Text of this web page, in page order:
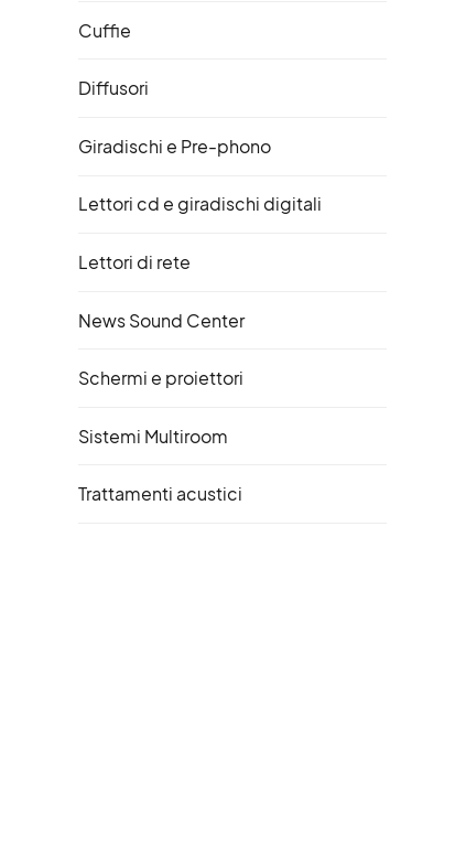
Cuffie
Diffusori
Giradischi e Pre-phono
Lettori cd e giradischi digitali
Lettori di rete
News Sound Center
Schermi e proiettori
Sistemi Multiroom
Trattamenti acustici